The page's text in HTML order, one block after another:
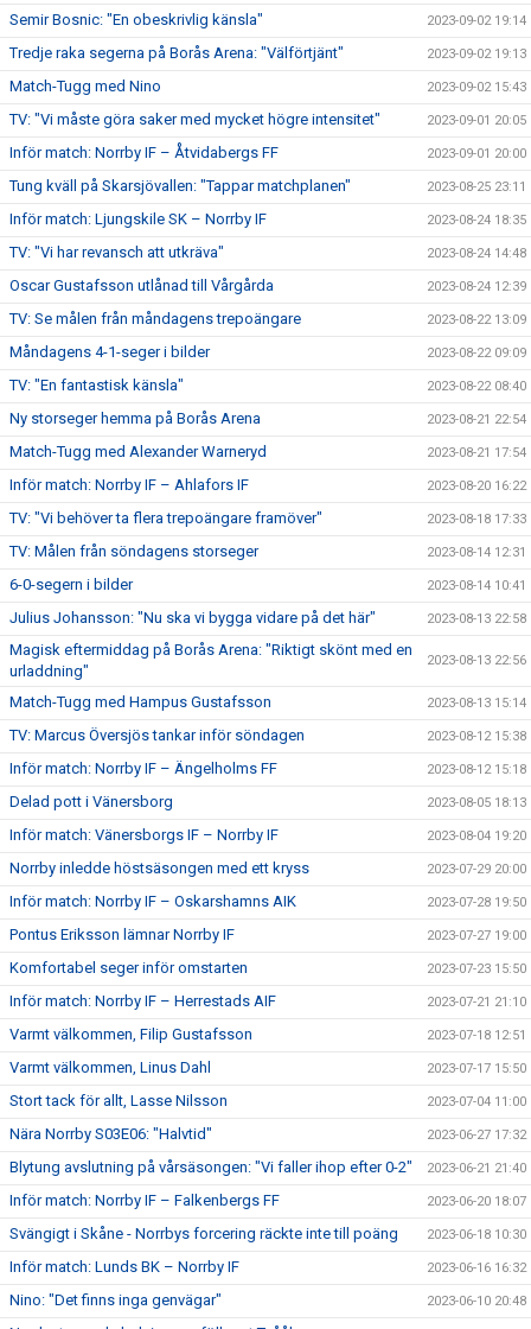
Semir Bosnic: "En obeskrivlig känsla" 2023-09-02 19:14
Tredje raka segerna på Borås Arena: "Välförtjänt" 2023-09-02 19:13
Match-Tugg med Nino 2023-09-02 15:43
TV: "Vi måste göra saker med mycket högre intensitet" 2023-09-01 20:05
Inför match: Norrby IF – Åtvidabergs FF 2023-09-01 20:00
Tung kväll på Skarsjövallen: "Tappar matchplanen" 2023-08-25 23:11
Inför match: Ljungskile SK – Norrby IF 2023-08-24 18:35
TV: "Vi har revansch att utkräva" 2023-08-24 14:48
Oscar Gustafsson utlånad till Vårgårda 2023-08-24 12:39
TV: Se målen från måndagens trepoängare 2023-08-22 13:09
Måndagens 4-1-seger i bilder 2023-08-22 09:09
TV: "En fantastisk känsla" 2023-08-22 08:40
Ny storseger hemma på Borås Arena 2023-08-21 22:54
Match-Tugg med Alexander Warneryd 2023-08-21 17:54
Inför match: Norrby IF – Ahlafors IF 2023-08-20 16:22
TV: "Vi behöver ta flera trepoängare framöver" 2023-08-18 17:33
TV: Målen från söndagens storseger 2023-08-14 12:31
6-0-segern i bilder 2023-08-14 10:41
Julius Johansson: "Nu ska vi bygga vidare på det här" 2023-08-13 22:58
Magisk eftermiddag på Borås Arena: "Riktigt skönt med en
urladdning"
2023-08-13 22:56
Match-Tugg med Hampus Gustafsson 2023-08-13 15:14
TV: Marcus Översjös tankar inför söndagen 2023-08-12 15:38
Inför match: Norrby IF – Ängelholms FF 2023-08-12 15:18
Delad pott i Vänersborg 2023-08-05 18:13
Inför match: Vänersborgs IF – Norrby IF 2023-08-04 19:20
Norrby inledde höstsäsongen med ett kryss 2023-07-29 20:00
Inför match: Norrby IF – Oskarshamns AIK 2023-07-28 19:50
Pontus Eriksson lämnar Norrby IF 2023-07-27 19:00
Komfortabel seger inför omstarten 2023-07-23 15:50
Inför match: Norrby IF – Herrestads AIF 2023-07-21 21:10
Varmt välkommen, Filip Gustafsson 2023-07-18 12:51
Varmt välkommen, Linus Dahl 2023-07-17 15:50
Stort tack för allt, Lasse Nilsson 2023-07-04 11:00
Nära Norrby S03E06: "Halvtid" 2023-06-27 17:32
Blytung avslutning på vårsäsongen: "Vi faller ihop efter 0-2" 2023-06-21 21:40
Inför match: Norrby IF – Falkenbergs FF 2023-06-20 18:07
Svängigt i Skåne - Norrbys forcering räckte inte till poäng 2023-06-18 10:30
Inför match: Lunds BK – Norrby IF 2023-06-16 16:32
Nino: "Det finns inga genvägar" 2023-06-10 20:48